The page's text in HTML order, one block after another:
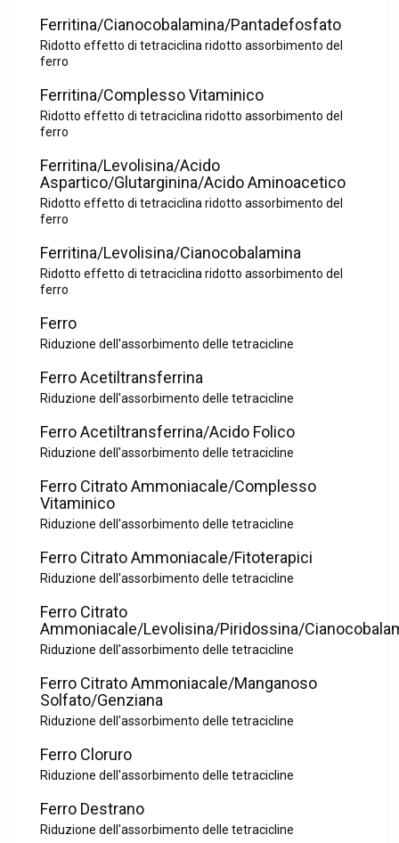
Ferritina/Cianocobalamina/Pantadefosfato
Ridotto effetto di tetraciclina ridotto assorbimento del
ferro
Ferritina/Complesso Vitaminico
Ridotto effetto di tetraciclina ridotto assorbimento del
ferro
Ferritina/Levolisina/Acido
Aspartico/Glutarginina/Acido Aminoacetico
Ridotto effetto di tetraciclina ridotto assorbimento del
ferro
Ferritina/Levolisina/Cianocobalamina
Ridotto effetto di tetraciclina ridotto assorbimento del
ferro
Ferro
Riduzione dell'assorbimento delle tetracicline
Ferro Acetiltransferrina
Riduzione dell'assorbimento delle tetracicline
Ferro Acetiltransferrina/Acido Folico
Riduzione dell'assorbimento delle tetracicline
Ferro Citrato Ammoniacale/Complesso
Vitaminico
Riduzione dell'assorbimento delle tetracicline
Ferro Citrato Ammoniacale/Fitoterapici
Riduzione dell'assorbimento delle tetracicline
Ferro Citrato
Ammoniacale/Levolisina/Piridossina/
Riduzione dell'assorbimento delle tetracicline
Ferro Citrato Ammoniacale/Manganoso
Solfato/Genziana
Riduzione dell'assorbimento delle tetracicline
Ferro Cloruro
Riduzione dell'assorbimento delle tetracicline
Ferro Destrano
Riduzione dell'assorbimento delle tetracicline